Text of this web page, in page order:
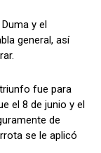
y el
general, así
fue para
el 8 de junio y el
de
se le aplicó